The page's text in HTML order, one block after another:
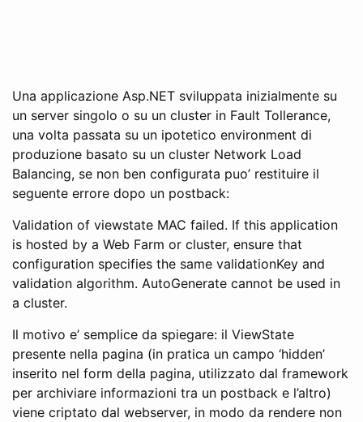
Una applicazione Asp.NET sviluppata inizialmente su
un server singolo o su un cluster in Fault Tollerance,
una volta passata su un ipotetico environment di
produzione basato su un cluster Network Load
Balancing, se non ben configurata puo’ restituire il
seguente errore dopo un postback:
Validation of viewstate MAC failed. If this application
is hosted by a Web Farm or cluster, ensure that
configuration specifies the same validationKey and
validation algorithm. AutoGenerate cannot be used in
a cluster.
Il motivo e’ semplice da spiegare: il ViewState
presente nella pagina (in pratica un campo ‘hidden’
inserito nel form della pagina, utilizzato dal framework
per archiviare informazioni tra un postback e l’altro)
viene criptato dal webserver, in modo da rendere non